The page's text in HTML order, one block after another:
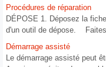
Procédures de réparation
DÉPOSE 1. Déposez la
d'un outil de dépose.
Démarrage assisté
Le démarrage assisté peut